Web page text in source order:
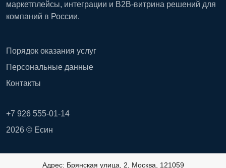
маркетплейсы, интеграции и B2B-витрина решений для
компаний в России.
Порядок оказания услуг
Персональные данные
Контакты
+7 926 555-01-14
2026 © Есин
Адрес: Брянская улица, 2, Москва, 121059